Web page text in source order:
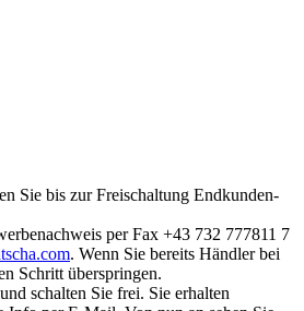
Sie bis zur Freischaltung Endkunden-
per Fax +43 732 777811 7
. Wenn Sie bereits Händler bei
Schritt überspringen.
schalten Sie frei. Sie erhalten